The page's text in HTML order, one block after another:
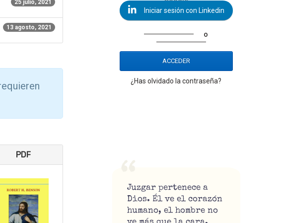
25 julio, 2021
13 agosto, 2021
PDF
Iniciar sesión con Linkedin
o
ACCEDER
¿Has olvidado la contraseña?
Juzgar pertenece a
Dios. Él ve el corazón
humano, el hombre no